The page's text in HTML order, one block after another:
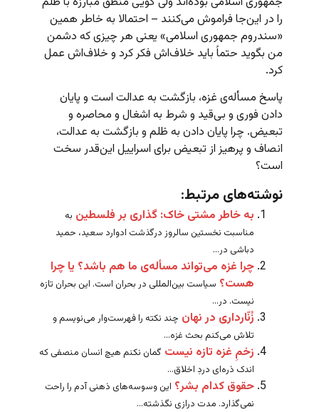
را در این‌جا فراموش می‌کنند – احتمالا به خاطر همین
«سندروم جمهوری اسلامی» یعنی هر چیزی که دشمن
من بگوید حتماً باید خلاف‌اش فکر کرد و خلاف‌اش عمل
کرد.
پاسخ مسأله‌ی غزه، بازگشت به عدالت است و پایان
دادن فوری و بی‌قید و شرط به اشغال و محاصره و
تبعیض. چرا پایان دادن به ظلم و بازگشت به عدالت،
انصاف و پرهیز از تبعیض برای اسراییل این‌قدر سخت
است؟
نوشته‌های مرتبط:
به خاطر مشتی خاک: گذاری بر فلسطین به
مناسبت نخستین سالروز درگذشت ادوارد سعید، حمید
دباشی در...
چرا غزه می‌تواند مسأله‌ی ما هم باشد؟ یا چرا
هست؟ سیاست بین‌المللی در بحران است. این بحران تازه
نیست. در...
زُنّارداری در نهان چند نکته را فهرست‌وار می‌نویسم و
تلاش می‌کنم بحث غزه...
زخمِ غزه تازه نیست گمان نکنم هیچ انسان منصفی که
اندک ذره‌ای دردِ اخلاق...
حقوق کدام بشر؟ این وسوسه‌های ذهنی آدم را راحت
نمی‌گذارد. مدت درازی نگذشته...